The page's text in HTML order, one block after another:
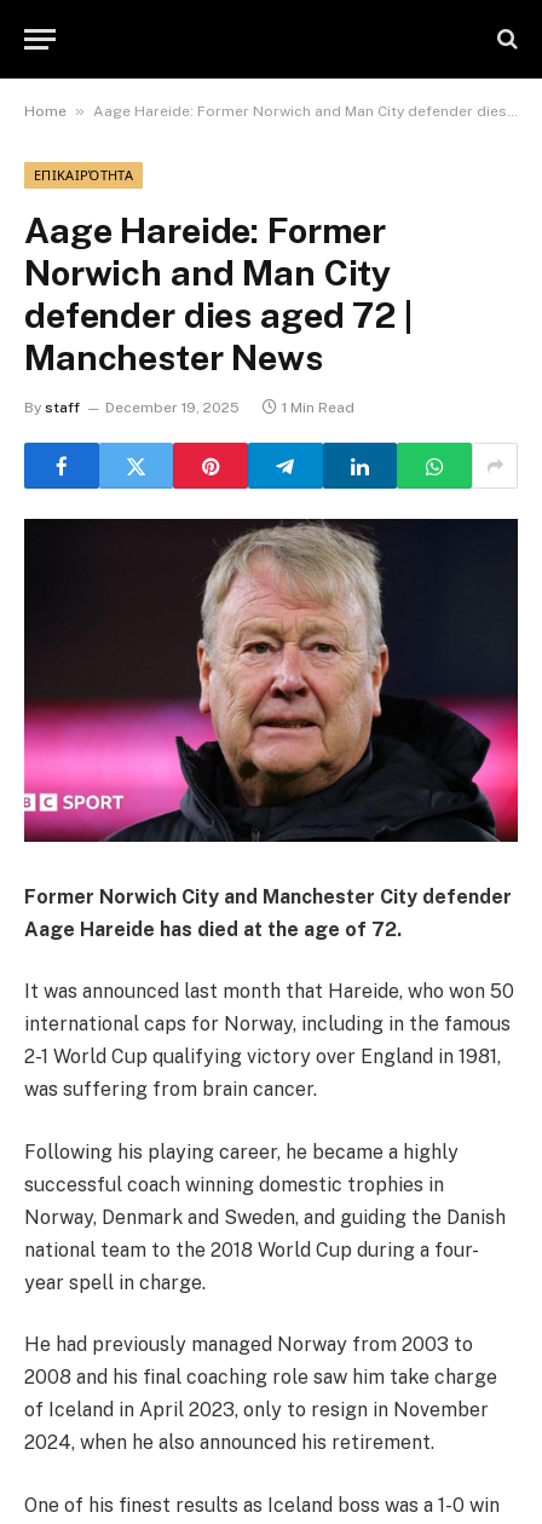
Home » Aage Hareide: Former Norwich and Man City defender dies aged 72 | Manchester News
ΕΠΙΚΑΙΡΌΤΗΤΑ
Aage Hareide: Former
Norwich and Man City
defender dies aged 72 |
Manchester News
By staff December 19, 2025 1 Min Read
Former Norwich City and Manchester City defender
Aage Hareide has died at the age of 72.
It was announced last month that Hareide, who won 50
international caps for Norway, including in the famous
2-1 World Cup qualifying victory over England in 1981,
was suffering from brain cancer.
Following his playing career, he became a highly
successful coach winning domestic trophies in
Norway, Denmark and Sweden, and guiding the Danish
national team to the 2018 World Cup during a four-
year spell in charge.
He had previously managed Norway from 2003 to
2008 and his final coaching role saw him take charge
of Iceland in April 2023, only to resign in November
2024, when he also announced his retirement.
One of his finest results as Iceland boss was a 1-0 win